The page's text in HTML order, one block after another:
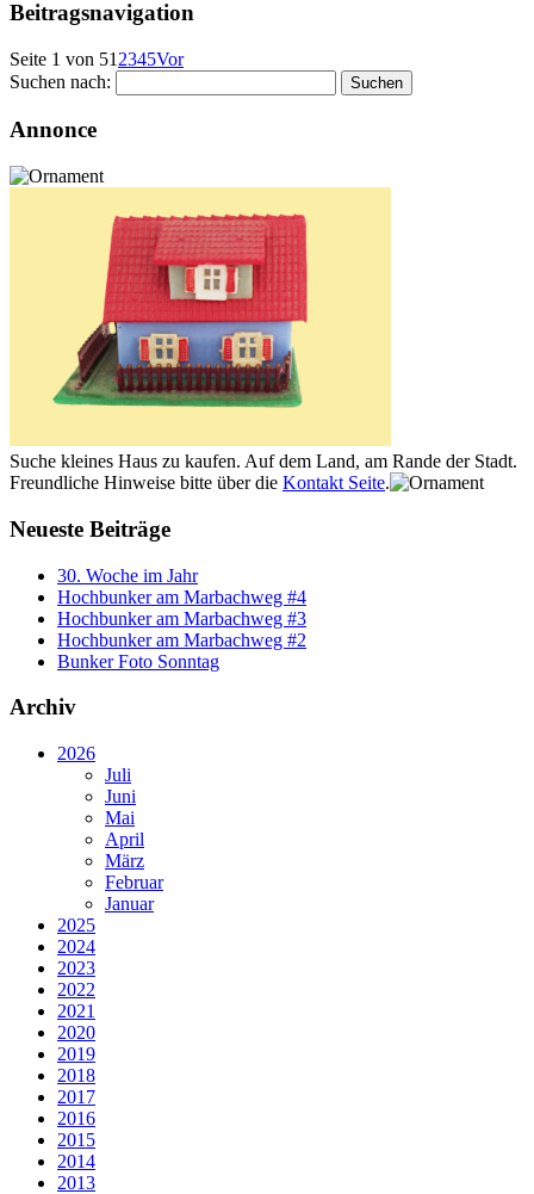
Beitragsnavigation
Seite 1 von 51 2345Vor
Suchen nach:
Annonce
Suche kleines Haus zu kaufen. Auf dem Land, am Rande der Stadt.
Freundliche Hinweise bitte über die Kontakt Seite.
Neueste Beiträge
30. Woche im Jahr
Hochbunker am Marbachweg #4
Hochbunker am Marbachweg #3
Hochbunker am Marbachweg #2
Bunker Foto Sonntag
Archiv
2026
Juli
Juni
Mai
April
März
Februar
Januar
2025
2024
2023
2022
2021
2020
2019
2018
2017
2016
2015
2014
2013